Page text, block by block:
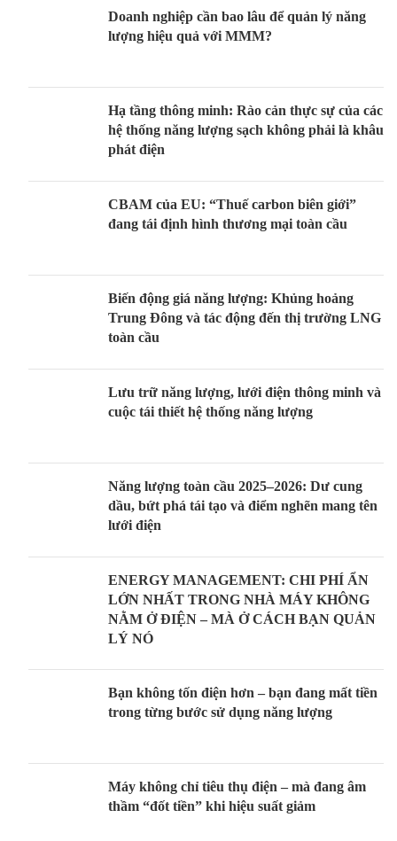
Doanh nghiệp cần bao lâu để quản lý năng
lượng hiệu quả với MMM?
Hạ tầng thông minh: Rào cản thực sự của các
hệ thống năng lượng sạch không phải là khâu
phát điện
CBAM của EU: “Thuế carbon biên giới”
đang tái định hình thương mại toàn cầu
Biến động giá năng lượng: Khủng hoảng
Trung Đông và tác động đến thị trường LNG
toàn cầu
Lưu trữ năng lượng, lưới điện thông minh và
cuộc tái thiết hệ thống năng lượng
Năng lượng toàn cầu 2025–2026: Dư cung
dầu, bứt phá tái tạo và điểm nghẽn mang tên
lưới điện
ENERGY MANAGEMENT: CHI PHÍ ẨN
LỚN NHẤT TRONG NHÀ MÁY KHÔNG
NẰM Ở ĐIỆN – MÀ Ở CÁCH BẠN QUẢN
LÝ NÓ
Bạn không tốn điện hơn – bạn đang mất tiền
trong từng bước sử dụng năng lượng
Máy không chỉ tiêu thụ điện – mà đang âm
thầm “đốt tiền” khi hiệu suất giảm